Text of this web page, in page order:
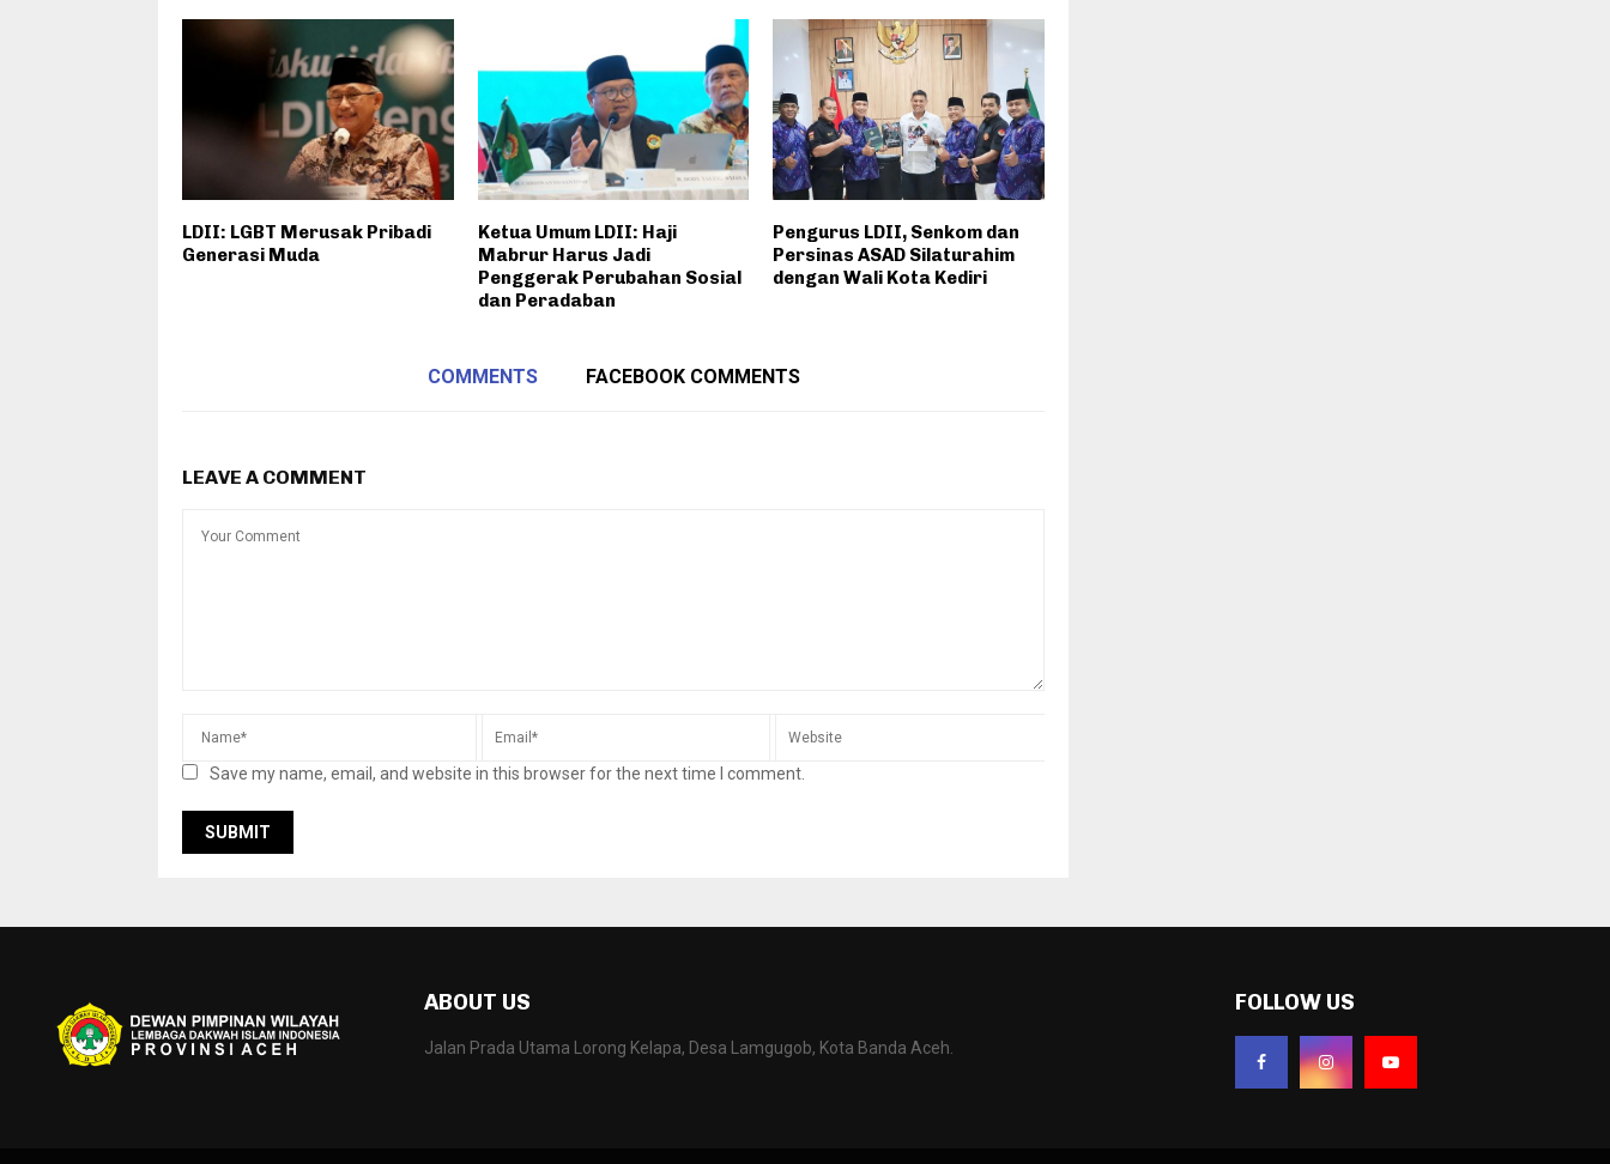
LDII: LGBT Merusak Pribadi
Generasi Muda
Ketua Umum LDII: Haji
Mabrur Harus Jadi
Penggerak Perubahan Sosial
dan Peradaban
Pengurus LDII, Senkom dan
Persinas ASAD Silaturahim
dengan Wali Kota Kediri
COMMENTS FACEBOOK COMMENTS
LEAVE A COMMENT
Save my name, email, and website in this browser for the next time I comment.
ABOUT US
Jalan Prada Utama Lorong Kelapa, Desa Lamgugob, Kota Banda Aceh.
FOLLOW US